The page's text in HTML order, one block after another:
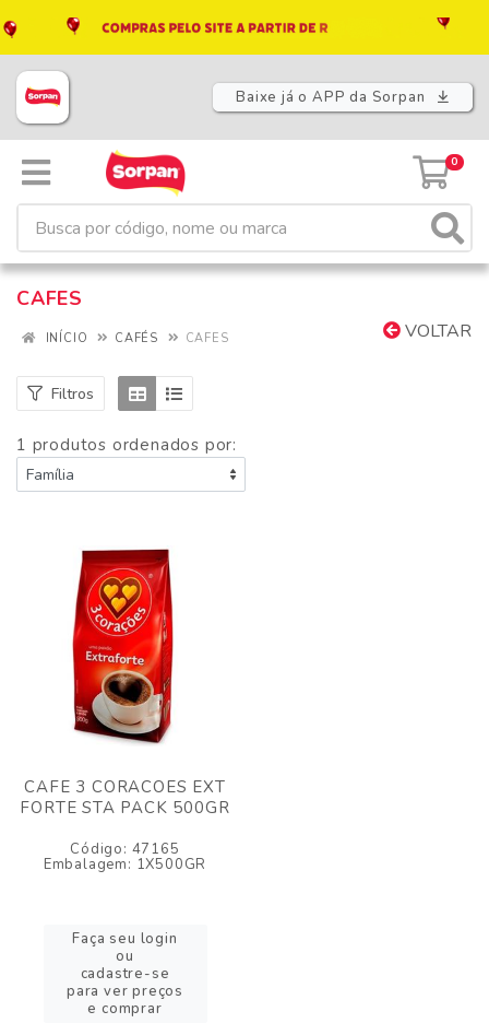
Baixe já o APP da Sorpan
0
CAFES
VOLTAR
INÍCIO CAFÉS CAFES
Filtros
1 produtos ordenados por:
CAFE 3 CORACOES EXT
FORTE STA PACK 500GR
Código: 47165
Embalagem: 1X500GR
Faça seu login
ou
cadastre-se
para ver preços
e comprar